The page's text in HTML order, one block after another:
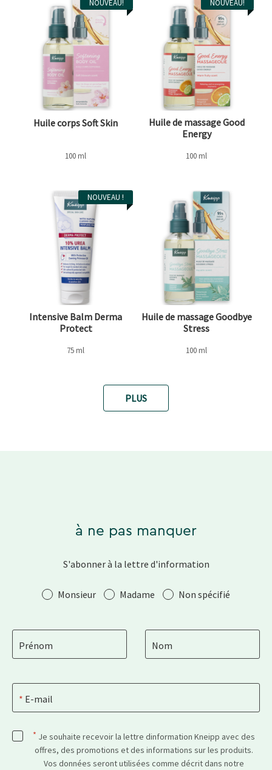
NOUVEAU!
Huile corps Soft Skin
100 ml
NOUVEAU!
Huile de massage Good
Energy
100 ml
NOUVEAU !
Intensive Balm Derma
Protect
75 ml
Huile de massage Goodbye
Stress
100 ml
PLUS
à ne pas manquer
S'abonner à la lettre d'information
SalutationMonsieur Madame Non spécifié
Prénom Nom
E-mail
* Je souhaite recevoir la lettre dinformation Kneipp avec des
offres, des promotions et des informations sur les produits.
Vos données seront utilisées comme décrit dans notre